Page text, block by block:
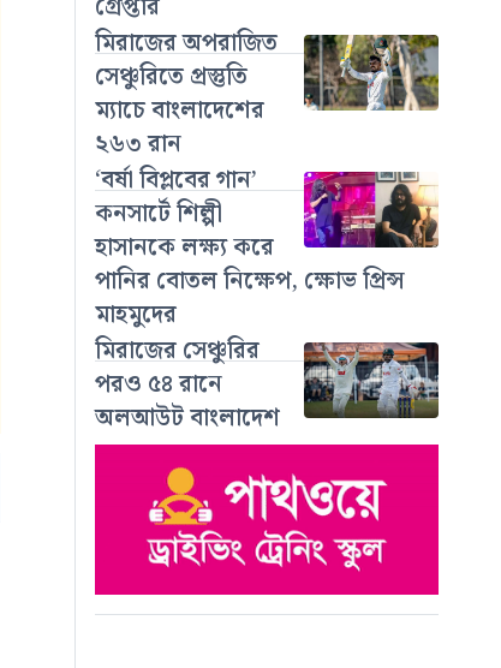
মিরাজের অপরাজিত
সেঞ্চুরিতে প্রস্তুতি
ম্যাচে বাংলাদেশের
২৬৩ রান
‘বর্ষা বিপ্লবের গান’
কনসার্টে শিল্পী
হাসানকে লক্ষ্য করে
পানির বোতল নিক্ষেপ, ক্ষোভ প্রিন্স
মাহমুদের
মিরাজের সেঞ্চুরির
পরও ৫৪ রানে
অলআউট বাংলাদেশ